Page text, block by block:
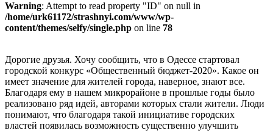
Warning: Attempt to read property "ID" on null in
/home/urk61172/strashnyi.com/www/wp-
content/themes/selfy/single.php on line 78
Дорогие друзья. Хочу сообщить, что в Одессе стартовал
городской конкурс «Общественный бюджет-2020». Какое он
имеет значение для жителей города, наверное, знают все.
Благодаря ему в нашем микрорайоне в прошлые годы было
реализовано ряд идей, авторами которых стали жители. Люди
понимают, что благодаря такой инициативе городских
властей появилась возможность существенно улучшить